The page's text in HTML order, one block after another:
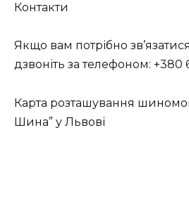
Контакти
Якщо вам потрібно
дзвоніть за телефоном: +380
Карта розташування
Шина” у Львові